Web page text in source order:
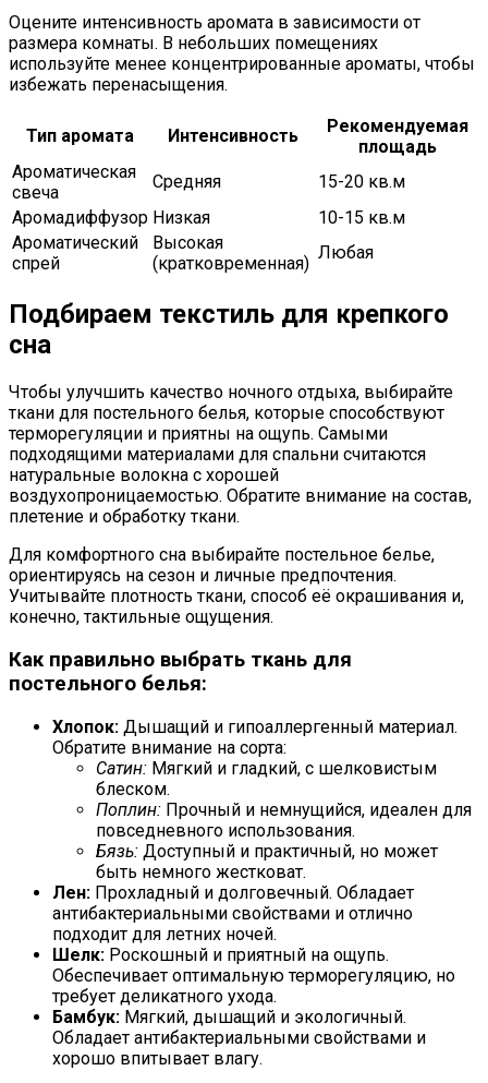
Оцените интенсивность аромата в зависимости от
размера комнаты. В небольших помещениях
используйте менее концентрированные ароматы, чтобы
избежать перенасыщения.
Тип аромата Интенсивность
Рекомендуемая
площадь
Ароматическая
свеча
Средняя
15-20 кв.м
Аромадиффузор Низкая
10-15 кв.м
Ароматический
спрей
Высокая
(кратковременная)
Любая
Подбираем текстиль для крепкого
сна
Чтобы улучшить качество ночного отдыха, выбирайте
ткани для постельного белья, которые способствуют
терморегуляции и приятны на ощупь. Самыми
подходящими материалами для спальни считаются
натуральные волокна с хорошей
воздухопроницаемостью. Обратите внимание на состав,
плетение и обработку ткани.
Для комфортного сна выбирайте постельное белье,
ориентируясь на сезон и личные предпочтения.
Учитывайте плотность ткани, способ её окрашивания и,
конечно, тактильные ощущения.
Как правильно выбрать ткань для
постельного белья:
Хлопок: Дышащий и гипоаллергенный материал.
Обратите внимание на сорта:
Сатин: Мягкий и гладкий, с шелковистым
блеском.
Поплин: Прочный и немнущийся, идеален для
повседневного использования.
Бязь: Доступный и практичный, но может
быть немного жестковат.
Лен: Прохладный и долговечный. Обладает
антибактериальными свойствами и отлично
подходит для летних ночей.
Шелк: Роскошный и приятный на ощупь.
Обеспечивает оптимальную терморегуляцию, но
требует деликатного ухода.
Бамбук: Мягкий, дышащий и экологичный.
Обладает антибактериальными свойствами и
хорошо впитывает влагу.